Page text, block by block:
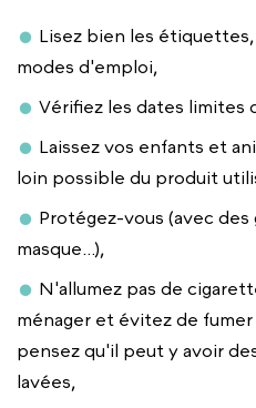
Lisez bien les
modes d'emploi,
Vérifiez les dates limites
Laissez vos enfants et
loin possible du produit
Protégez-vous (avec
masque...),
N'allumez pas de
ménager et évitez de
pensez qu'il peut y avoir
lavées,